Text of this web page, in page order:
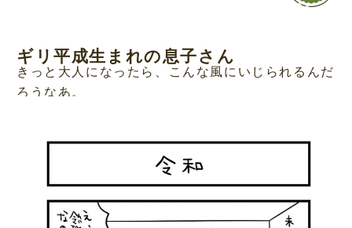
ギリ平成生まれの息子さん
きっと大人になったら、こんな風にいじられるんだ
ろうなあ。